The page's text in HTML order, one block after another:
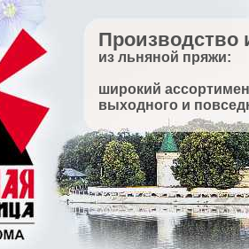
Производство
из льняной пряжи:
широкий
выходного и